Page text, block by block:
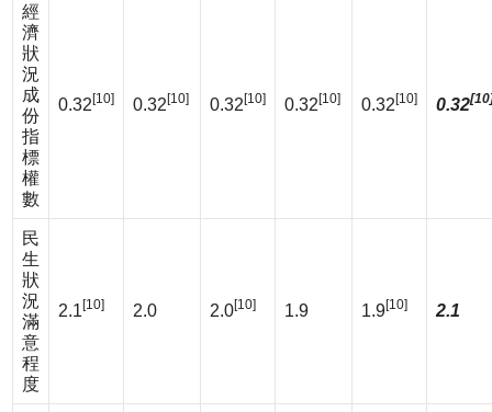
經
濟
狀
況
成
份
指
標
權
數
0.32 [10] 0.32 [10] 0.32 [10] 0.32 [10] 0.32 [10] 0.32
民
生
狀
況
滿
意
程
度
2.1 [10] 2.0 2.0[10] 1.9 1.9[10] 2.1